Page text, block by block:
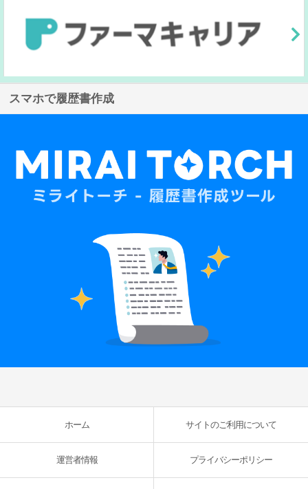
スマホで履歴書作成
ホーム サイトのご利用について
運営者情報 プライバシーポリシー